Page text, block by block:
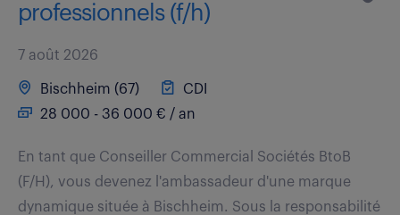
professionnels (f/h)
7 août 2026
Bischheim (67)
CDI
28 000 - 36 000 € / an
En tant que Conseiller Commercial Sociétés BtoB
(F/H), vous devenez l'ambassadeur d'une marque
dynamique située à Bischheim. Sous la responsabilité